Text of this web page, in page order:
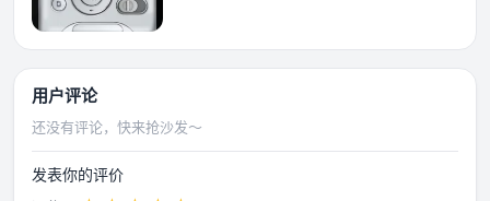
用户评论
还没有评论，快来抢沙发～
发表你的评价